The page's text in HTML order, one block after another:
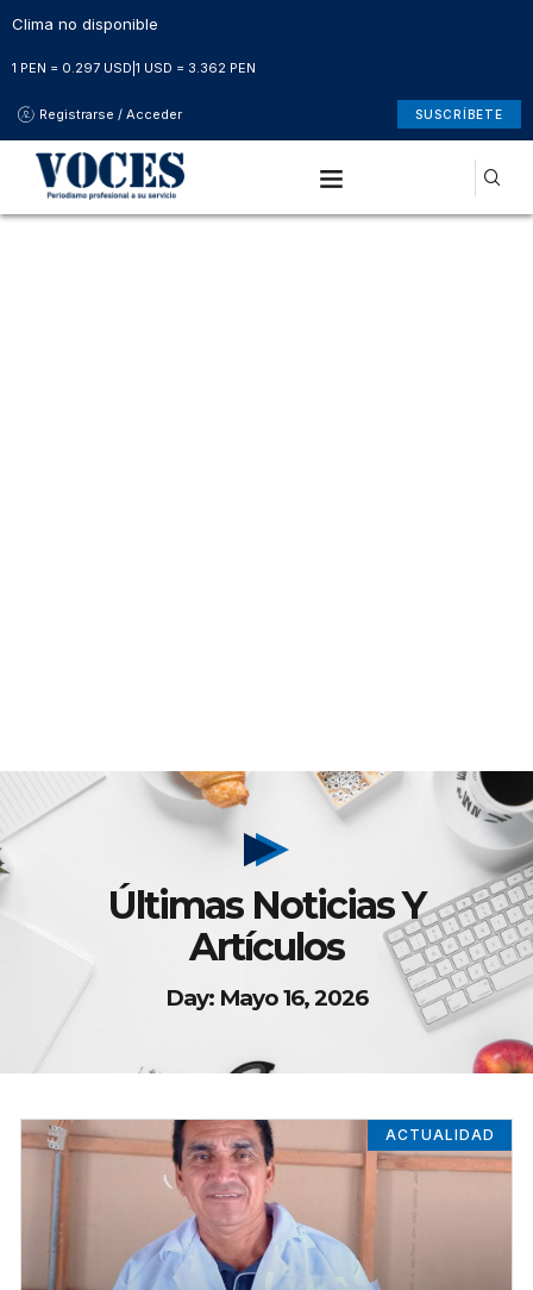
Clima no disponible
1 PEN = 0.297 USD 1 USD = 3.362 PEN
Registrarse / Acceder SUSCRÍBETE
Últimas Noticias Y
Artículos
Day: Mayo 16, 2026
ACTUALIDAD